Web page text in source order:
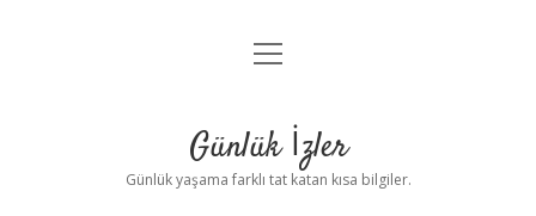
Anasayfa
Yasal Uyarı
menüyü
Günlük İzler
Günlük yaşama farklı tat katan kısa bilgiler.